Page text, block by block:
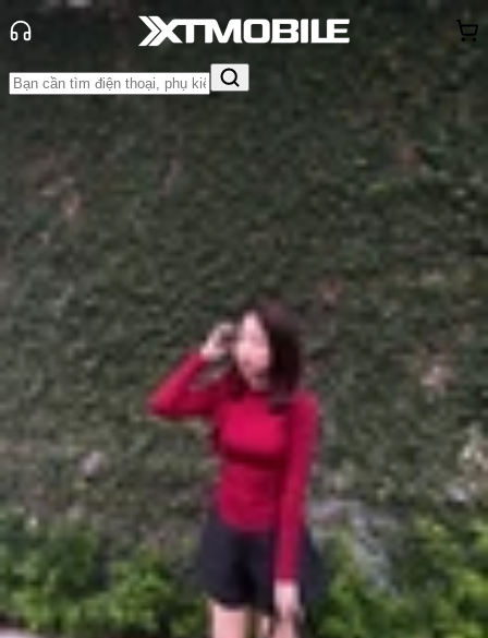
Tin tức
Tin Mới
Tin Mới
Đánh Giá - Trên Tay So Sánh Tư vấn
Khuyến
mãiThủ thuật Hỏi đáp App - Game Thông báo
Khách
hàng - Sự kiện
iOS 26.2: 10+ tính năng mới đáng
chú ý dành cho iPhone
Anh Thư
Ngày đăng:
24/11/2025
Cập nhật: 24/11/2025
Theo dõi XTMobile trên